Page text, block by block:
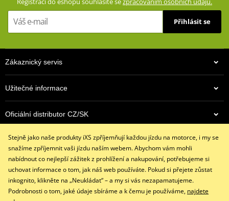
zajišťují vysokou míru bezpečnosti při mimořádných situacích.
Klasický rovný střih s 5 kapsami
Podšívka: 100% polyester
Ochranná podšívka na impaktních místech: 60% aramid
(Kevlar®), 40% polyester
Podšívka ze síťoviny od pasu pod kolena
CE certifikované vyjímatelné chrániče kolen a kyčlí
PDF size chart GMS
Přihlásit se
Zákaznický servis
Užitečné informace
Oficiální distributor CZ/SK
Kontaktujte nás
info@ixs-motopoint.cz
Po - Pá (8:00 - 16:30)
Stejně jako naše produkty iXS zpříjemňují každou jízdu na motorce, i my se
snažíme zpříjemnit vaši jízdu naším webem. Abychom vám mohli
nabídnout co nejlepší zážitek z prohlížení a nakupování, potřebujeme si
uchovat informace o tom, jak náš web používáte. Pokud si přejete zůstat
inkognito, klikněte na „Neukládat“ – a my si vás nezapamatujeme.
Podrobnosti o tom, jaké údaje sbíráme a k čemu je používáme, najdete